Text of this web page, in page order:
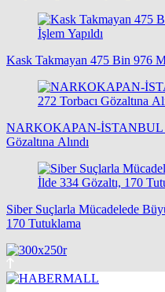
Kask Takmayan 475 Bin 976
NARKOKAPAN-İSTANBUL
Gözaltına Alındı
Siber Suçlarla Mücadelede
170 Tutuklama